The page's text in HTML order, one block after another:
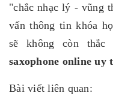
"chắc nhạc lý - vũng
vấn thông tin khóa
sẽ không còn
saxophone online uy
Bài viết liên quan: